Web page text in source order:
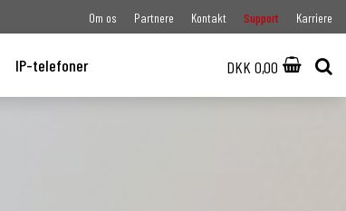
Om os Partnere Kontakt Support Karriere
IP-telefoner DKK 0,00